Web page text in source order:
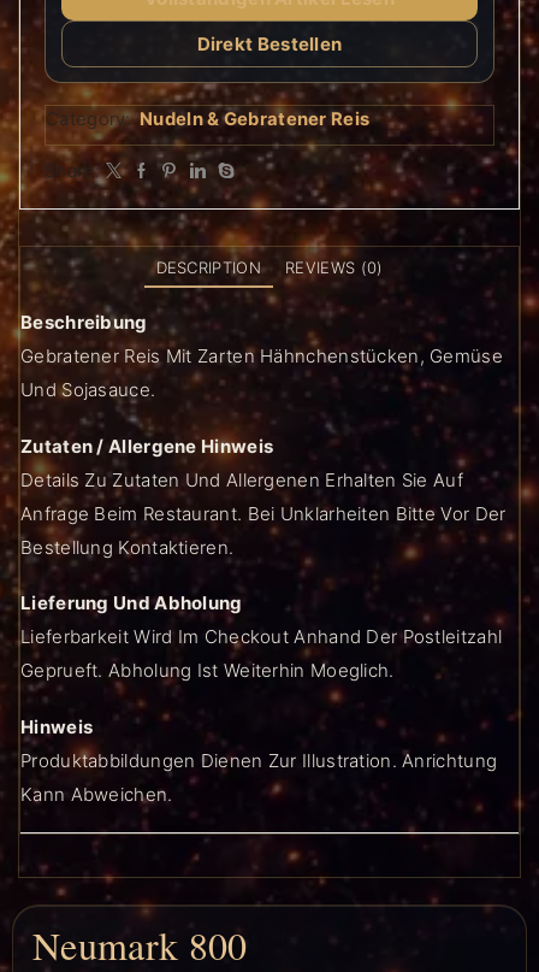
Direkt Bestellen
Category: Nudeln & Gebratener Reis
Share:
DESCRIPTION REVIEWS (0)
Beschreibung
Gebratener Reis Mit Zarten Hähnchenstücken, Gemüse
Und Sojasauce.
Zutaten / Allergene Hinweis
Details Zu Zutaten Und Allergenen Erhalten Sie Auf
Anfrage Beim Restaurant. Bei Unklarheiten Bitte Vor Der
Bestellung Kontaktieren.
Lieferung Und Abholung
Lieferbarkeit Wird Im Checkout Anhand Der Postleitzahl
Geprueft. Abholung Ist Weiterhin Moeglich.
Hinweis
Produktabbildungen Dienen Zur Illustration. Anrichtung
Kann Abweichen.
Neumark 800